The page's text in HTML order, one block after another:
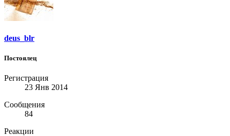
deus_blr
Постоялец
Регистрация
23 Янв 2014
Сообщения
84
Реакции